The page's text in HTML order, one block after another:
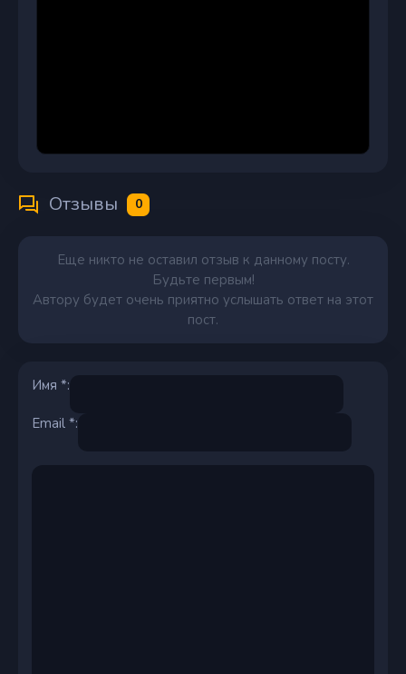
Отзывы 0
Еще никто не оставил отзыв к данному посту.
Будьте первым!
Автору будет очень приятно услышать ответ на этот
пост.
Имя *:
Email *: